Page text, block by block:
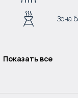
Зона
Показать все